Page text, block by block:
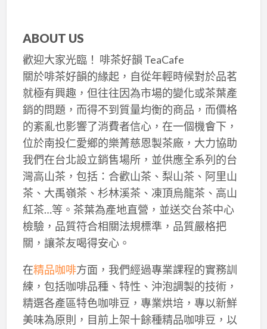
ABOUT US
歡迎大家光臨！ 啡茶好韻 TeaCafe
關於啡茶好韻的緣起，自從年輕時候對於品茗
就極有興趣，但往往因為市場的變化或茶葉產
銷的問題，而得不到質量均衡的商品，而價格
的紊亂也影響了消費者信心，在一個機會下，
位於南投仁愛鄉的樂菁慈恩製茶廠，大力協助
我們在台北設立銷售場所，並供應全系列的台
灣高山茶，包括：合歡山茶、梨山茶、阿里山
茶、大禹嶺茶、杉林溪茶、凍頂烏龍茶、高山
紅茶…等。茶葉為產地直營，並送交台茶中心
檢驗，品質符合相關法規標準，品質嚴格把
關，讓茶友喝得安心。
在精品咖啡方面，我們經過專業課程的實務訓
練，包括咖啡品種、特性、沖泡調製的技術，
精選各產區特色咖啡豆，專業烘培，專以新鮮
美味為原則，目前上架十餘種精品咖啡豆，以